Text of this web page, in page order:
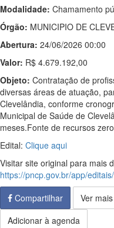
Modalidade: Chamamento
Órgão: MUNICIPIO DE
Abertura: 24/06/2026 00:00
Valor: R$ 4.679.192,00
Objeto: Contratação de
diversas áreas de atuação,
Clevelândia, conforme
Municipal de Saúde de
meses.Fonte de recursos zero
Edital: Clique aqui
Visitar site original para mais
https://pncp.gov.br/app/
Compartilhar
Ver
Adicionar à agenda